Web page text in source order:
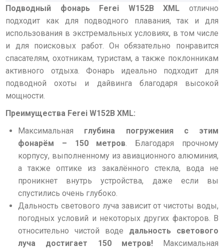
Подводный фонарь Ferei W152B XML отлично
подходит как для подводного плавания, так и для
использования в экстремальных условиях, в том числе
и для поисковых работ. Он обязательно понравится
спасателям, охотникам, туристам, а также поклонникам
активного отдыха. Фонарь идеально подходит для
подводной охоты и дайвинга благодаря высокой
мощности.
Преимущества Ferei W152B XML:
Максимальная глубина погружения с этим
фонарём – 150 метров. Благодаря прочному
корпусу, выполненному из авиационного алюминия,
а также оптике из закалённого стекла, вода не
проникнет внутрь устройства, даже если вы
спустились очень глубоко.
Дальность светового луча зависит от чистоты воды,
погодных условий и некоторых других факторов. В
относительно чистой воде дальность светового
луча достигает 150 метров!Максимальная